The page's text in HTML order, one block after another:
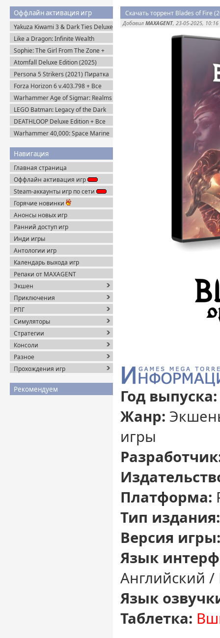
Оффлайн активация игр
Yakuza Kiwami 3 & Dark Ties Deluxe
Edition (2026) Steam-Rip
Like a Dragon: Infinite Wealth
Ultimate Edition (2024) Steam-Rip
Sophie: The Girl From The Zone +
DLC (2026) Пиратка
Atomfall Deluxe Edition (2025)
Steam-Rip
Persona 5 Strikers (2021) Пиратка
Forza Horizon 6 v.403.798 + Все
DLC (2026) Пиратка
Warhammer Age of Sigmar: Realms
of Ruin Ultimate Edition (2023)
Steam-Rip
LEGO Batman: Legacy of the Dark
Knight / ЛЕГО Бэтмен: Наследие
Тёмного Рыцаря (2026) Portable
DEATHLOOP Deluxe Edition + Все
DLC (2021) Пиратка
Warhammer 40,000: Space Marine
Пиратка
Навигация
Главная страница
Оффлайн активация игр
Steam-аккаунты игр по сети
Горячие новинки
Анонсы новых игр
Ранний доступ игр
Инди игры
Антологии игр
Календарь выхода игр
Репаки от MAXAGENT
Экшен
Приключения
РПГ
Симуляторы
Стратегии
Консоли
Разное
Прохождения игр
Рекомендуем
Скачать торрент Blades of Fire
Добавил MAXAGENT, 23-05-2025, 10:16
Год выпуска:
Жанр:
игры
Платформа:
Тип издания:
Версия игры:
Язык
Английский /
Язык
Таблетка: